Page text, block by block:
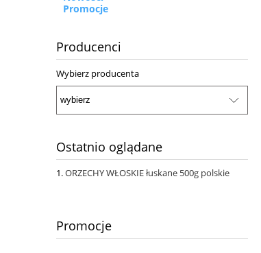
Promocje
Producenci
Wybierz producenta
Ostatnio oglądane
ORZECHY WŁOSKIE łuskane 500g polskie
Promocje